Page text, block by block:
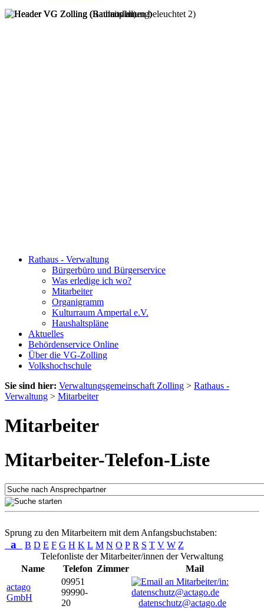
Rathaus - Verwaltung
Bürgerbüro und Bürgerservice
Was erledige ich wo?
Mitarbeiter
Organigramm
Kulturraum Ampertal e.V.
Haushaltspläne
Aktuelles
Behördenservice Online
Über die VG-Zolling
Volkshochschule
Sie sind hier: Verwaltungsgemeinschaft Zolling > Rathaus -
Verwaltung > Mitarbeiter
Mitarbeiter
Mitarbeiter-Telefon-Liste
Sprung zu den Mitarbeitern mit dem Anfangsbuchstaben:
a B D E F G H K L M N O P R S T V W Z
Telefonliste der Mitarbeiter/innen der Verwaltung
Name
Telefon Zimmer
Mail
actago
GmbH
09951
99990-
20
datenschutz@actago.de